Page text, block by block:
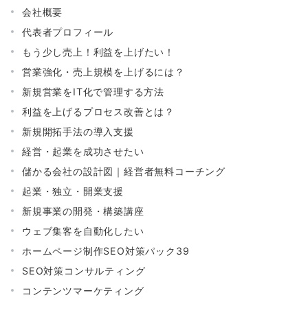
会社概要
代表者プロフィール
もう少し売上！利益を上げたい！
営業強化・売上規模を上げるには？
新規営業をIT化で管理する方法
利益を上げるプロセス改善とは？
新規開拓手法の導入支援
経営・起業を成功させたい
儲かる会社の設計図｜経営者無料コーチング
起業・独立・開業支援
新規事業の開発・構築講座
ウェブ集客を自動化したい
ホームページ制作SEO対策パック39
SEO対策コンサルティング
コンテンツマーケティング